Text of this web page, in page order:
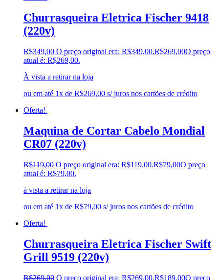
Churrasqueira Eletrica Fischer 9418
(220v)
R$349,00 O preço original era: R$349,00.R$269,00O preço
atual é: R$269,00.
À vista a retirar na loja
ou em até 1x de R$269,00 s/ juros nos cartões de crédito
Oferta!
Maquina de Cortar Cabelo Mondial
CR07 (220v)
R$119,00 O preço original era: R$119,00.R$79,00O preço
atual é: R$79,00.
à vista a retirar na loja
ou em até 1x de R$79,00 s/ juros nos cartões de crédito
Oferta!
Churrasqueira Eletrica Fischer Swift
Grill 9519 (220v)
R$269,00 O preço original era: R$269,00.R$189,00O preço